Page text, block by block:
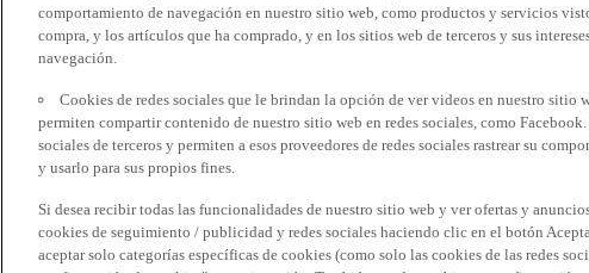
comportamiento de navegación en nuestro sitio web, como productos y servicios
compra, y los artículos que ha comprado, y en los sitios web de terceros y sus
navegación.
Cookies de redes sociales que le brindan la opción de ver videos en nuestro sitio
permiten compartir contenido de nuestro sitio web en redes sociales, como
sociales de terceros y permiten a esos proveedores de redes sociales rastrear su
y usarlo para sus propios fines.
Si desea recibir todas las funcionalidades de nuestro sitio web y ver ofertas y
cookies de seguimiento / publicidad y redes sociales haciendo clic en el botón
aceptar solo categorías específicas de cookies (como solo las cookies de las redes